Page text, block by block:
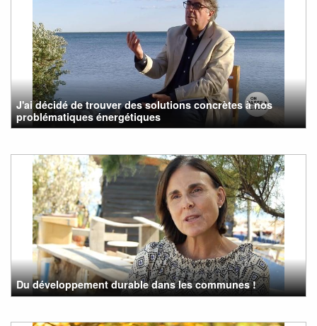
J'ai décidé de trouver des solutions concrètes à nos
problématiques énergétiques
Du développement durable dans les communes !